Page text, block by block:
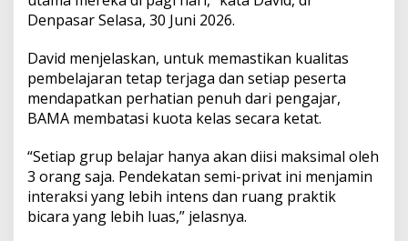
s
O
n
e
S
p
e
r
I
n
Denpasar Selasa, 30 Juni 2026.
David menjelaskan, untuk memastikan kualitas
pembelajaran tetap terjaga dan setiap peserta
mendapatkan perhatian penuh dari pengajar,
BAMA membatasi kuota kelas secara ketat.
“Setiap grup belajar hanya akan diisi maksimal oleh
3 orang saja. Pendekatan semi-privat ini menjamin
interaksi yang lebih intens dan ruang praktik
bicara yang lebih luas,” jelasnya.